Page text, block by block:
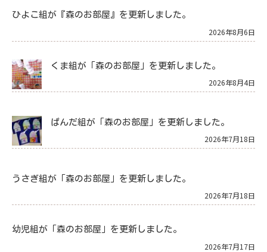
ひよこ組が『森のお部屋』を更新しました。
2026年8月6日
くま組が「森のお部屋」を更新しました。
2026年8月4日
ぱんだ組が「森のお部屋」を更新しました。
2026年7月18日
うさぎ組が「森のお部屋」を更新しました。
2026年7月18日
幼児組が「森のお部屋」を更新しました。
2026年7月17日